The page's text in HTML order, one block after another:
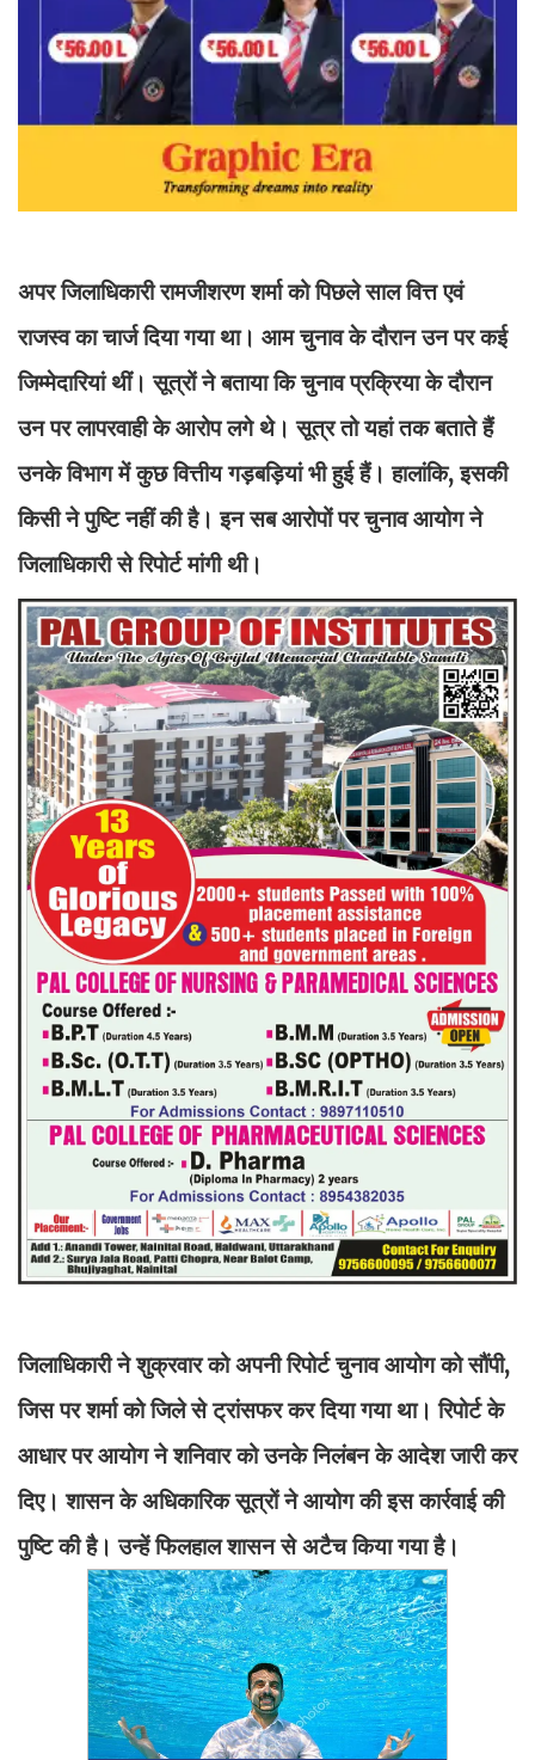
अपर जिलाधिकारी रामजीशरण शर्मा को पिछले साल वित्त एवं
राजस्व का चार्ज दिया गया था। आम चुनाव के दौरान उन पर कई
जिम्मेदारियां थीं। सूत्रों ने बताया कि चुनाव प्रक्रिया के दौरान
उन पर लापरवाही के आरोप लगे थे। सूत्र तो यहां तक बताते हैं
उनके विभाग में कुछ वित्तीय गड़बड़ियां भी हुई हैं। हालांकि, इसकी
किसी ने पुष्टि नहीं की है। इन सब आरोपों पर चुनाव आयोग ने
जिलाधिकारी से रिपोर्ट मांगी थी।
जिलाधिकारी ने शुक्रवार को अपनी रिपोर्ट चुनाव आयोग को सौंपी,
जिस पर शर्मा को जिले से ट्रांसफर कर दिया गया था। रिपोर्ट के
आधार पर आयोग ने शनिवार को उनके निलंबन के आदेश जारी कर
दिए। शासन के अधिकारिक सूत्रों ने आयोग की इस कार्रवाई की
पुष्टि की है। उन्हें फिलहाल शासन से अटैच किया गया है।